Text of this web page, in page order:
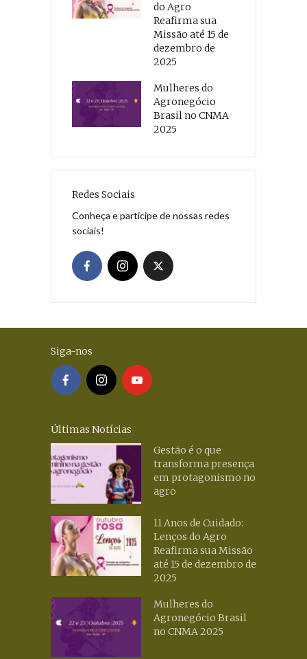
do Agro
Reafirma sua
Missão até 15 de
dezembro de
2025
Mulheres do
Agronegócio
Brasil no CNMA
2025
Redes Sociais
Conheça e participe de nossas redes
sociais!
Siga-nos
Últimas Notícias
Gestão é o que
transforma presença
em protagonismo no
agro
11 Anos de Cuidado:
Lenços do Agro
Reafirma sua Missão
até 15 de dezembro de
2025
Mulheres do
Agronegócio Brasil
no CNMA 2025